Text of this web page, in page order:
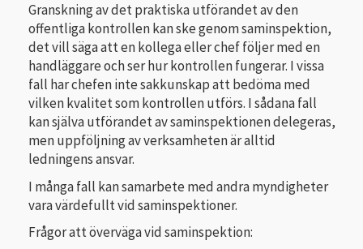
Granskning av det praktiska utförandet av den
offentliga kontrollen kan ske genom saminspektion,
det vill säga att en kollega eller chef följer med en
handläggare och ser hur kontrollen fungerar. I vissa
fall har chefen inte sakkunskap att bedöma med
vilken kvalitet som kontrollen utförs. I sådana fall
kan själva utförandet av saminspektionen delegeras,
men uppföljning av verksamheten är alltid
ledningens ansvar.
I många fall kan samarbete med andra myndigheter
vara värdefullt vid saminspektioner.
Frågor att överväga vid saminspektion: